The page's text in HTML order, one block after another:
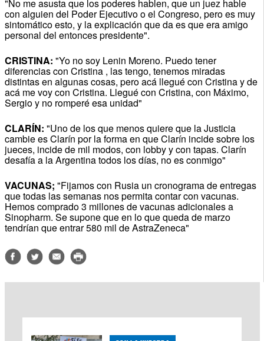
"No me asusta que los poderes hablen, que un juez hable
con alguien del Poder Ejecutivo o el Congreso, pero es muy
sintomático esto, y la explicación que da es que era amigo
personal del entonces presidente".
CRISTINA: "Yo no soy Lenin Moreno. Puedo tener
diferencias con Cristina , las tengo, tenemos miradas
distintas en algunas cosas, pero acá llegué con Cristina y de
acá me voy con Cristina. Llegué con Cristina, con Máximo,
Sergio y no romperé esa unidad"
CLARÍN: "Uno de los que menos quiere que la Justicia
cambie es Clarín por la forma en que Clarín incide sobre los
jueces, incide de mil modos, con lobby y con tapas. Clarín
desafía a la Argentina todos los días, no es conmigo"
VACUNAS; "Fijamos con Rusia un cronograma de entregas
que todas las semanas nos permita contar con vacunas.
Hemos comprado 3 millones de vacunas adicionales a
Sinopharm. Se supone que en lo que queda de marzo
tendrían que entrar 580 mil de AstraZeneca"